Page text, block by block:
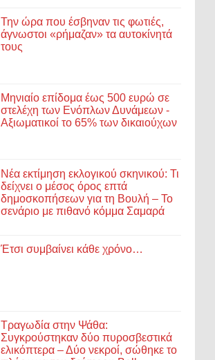
Την ώρα που έσβηναν τις φωτιές,
άγνωστοι «ρήμαζαν» τα αυτοκίνητά
τους
Μηνιαίο επίδομα έως 500 ευρώ σε
στελέχη των Ενόπλων Δυνάμεων -
Αξιωματικοί το 65% των δικαιούχων
Νέα εκτίμηση εκλογικού σκηνικού: Τι
δείχνει ο μέσος όρος επτά
δημοσκοπήσεων για τη Βουλή – Το
σενάριο με πιθανό κόμμα Σαμαρά
Έτσι συμβαίνει κάθε χρόνο…
Τραγωδία στην Ψάθα:
Συγκρούστηκαν δύο πυροσβεστικά
ελικόπτερα – Δύο νεκροί, σώθηκε το